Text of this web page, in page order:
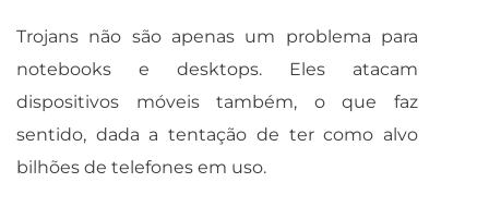
Trojans não são apenas um problema para
notebooks e desktops. Eles atacam
dispositivos móveis também, o que faz
sentido, dada a tentação de ter como alvo
bilhões de telefones em uso.